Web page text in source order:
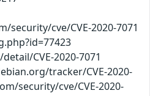
security/cve/CVE-2020-7071
CVE-2020-7071
tracker/CVE-2020-
security/cve/CVE-2020-